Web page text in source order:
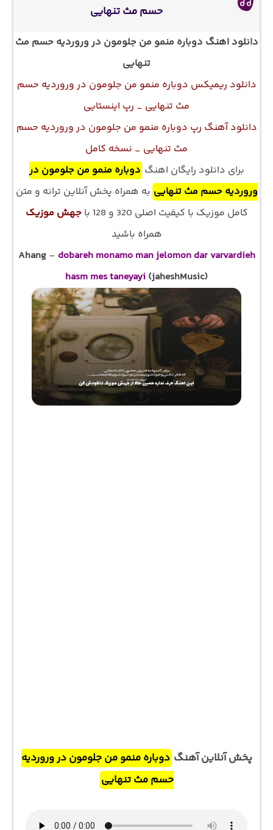
حسم مث تنهایی
دانلود اهنگ دوباره منمو من جلومون در وروردیه حسم مث
تنهایی
دانلود ریمیکس دوباره منمو من جلومون در وروردیه حسم
مث تنهایی _ رپ اینستایی
دانلود آهنگ رپ دوباره منمو من جلومون در وروردیه حسم
مث تنهایی _ نسخه کامل
برای دانلود رایگان اهنگ دوباره منمو من جلومون در
وروردیه حسم مث تنهایی به همراه پخش آنلاین ترانه و متن
کامل موزیک با کیفیت اصلی 320 و 128 با
جهش موزیک
همراه باشید
Ahang – dobareh monamo man jelomon dar varvardieh
hasm mes taneyayi (jaheshMusic)
پخش آنلاین آهنگ دوباره منمو من جلومون در وروردیه
حسم مث تنهایی